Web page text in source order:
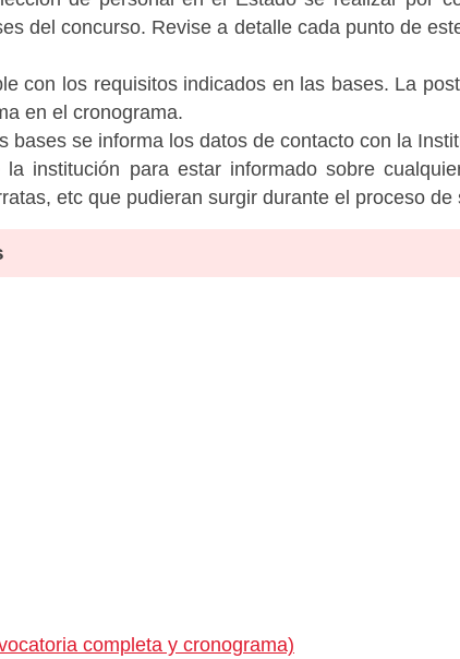
del concurso. Revise a detalle cada punto de
con los requisitos indicados en las bases. La
en el cronograma.
bases se informa los datos de contacto con la
institución para estar informado sobre
etc que pudieran surgir durante el proceso de
completa y cronograma)